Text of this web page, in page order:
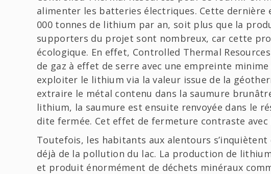
alimenter les batteries électriques. Cette dernière
000 tonnes de lithium par an, soit plus que la
supporters du projet sont nombreux, car cette
écologique. En effet, Controlled Thermal
de gaz à effet de serre avec une empreinte
exploiter le lithium via la valeur issue de la
extraire le métal contenu dans la saumure
lithium, la saumure est ensuite renvoyée dans le
dite fermée. Cet effet de fermeture contraste avec
Toutefois, les habitants aux alentours
déjà de la pollution du lac. La production de
et produit énormément de déchets minéraux